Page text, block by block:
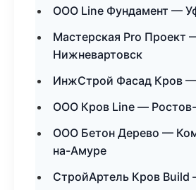
ООО Line Фундамент —
Мастерская Pro Проект
Нижневартовск
ИнжСтрой Фасад Кров —
ООО Кров Line —
ООО Бетон Дерево —
на-Амуре
СтройАртель Кров